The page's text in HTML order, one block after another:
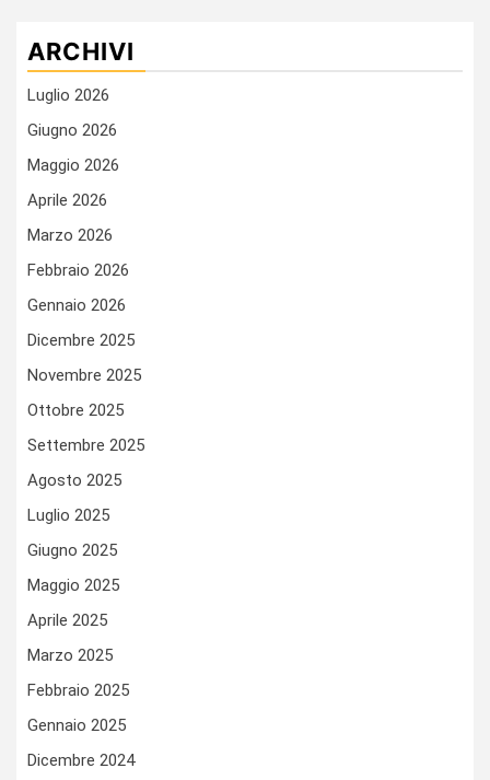
ARCHIVI
Luglio 2026
Giugno 2026
Maggio 2026
Aprile 2026
Marzo 2026
Febbraio 2026
Gennaio 2026
Dicembre 2025
Novembre 2025
Ottobre 2025
Settembre 2025
Agosto 2025
Luglio 2025
Giugno 2025
Maggio 2025
Aprile 2025
Marzo 2025
Febbraio 2025
Gennaio 2025
Dicembre 2024